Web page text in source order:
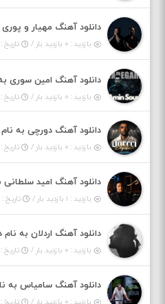
دانلود آهنگ مهیار و پوری
بازدید : ۰ بازدید بار / تاریخ :
دانلود آهنگ امین سوری
بازدید : ۰ بازدید بار / تاریخ :
دانلود آهنگ دورچی به نام
بازدید : ۰ بازدید بار / تاریخ :
دانلود آهنگ امید
بازدید : ۱ بازدید بار / تاریخ :
دانلود آهنگ اردلان به
بازدید : ۰ بازدید بار / تاریخ :
دانلود آهنگ سامیاس به
بازدید : ۰ بازدید بار / تاریخ :